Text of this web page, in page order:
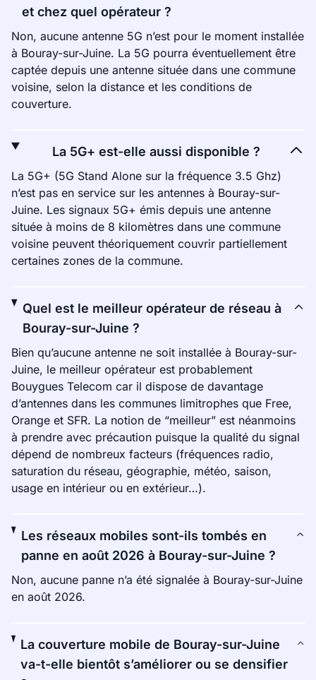
et chez quel opérateur ?
Non, aucune antenne 5G n’est pour le moment installée
à Bouray-sur-Juine. La 5G pourra éventuellement être
captée depuis une antenne située dans une commune
voisine, selon la distance et les conditions de
couverture.
La 5G+ est-elle aussi disponible ?
La 5G+ (5G Stand Alone sur la fréquence 3.5 Ghz)
n’est pas en service sur les antennes à Bouray-sur-
Juine. Les signaux 5G+ émis depuis une antenne
située à moins de 8 kilomètres dans une commune
voisine peuvent théoriquement couvrir partiellement
certaines zones de la commune.
Quel est le meilleur opérateur de réseau à
Bouray-sur-Juine ?
Bien qu’aucune antenne ne soit installée à Bouray-sur-
Juine, le meilleur opérateur est probablement
Bouygues Telecom car il dispose de davantage
d’antennes dans les communes limitrophes que Free,
Orange et SFR. La notion de “meilleur” est néanmoins
à prendre avec précaution puisque la qualité du signal
dépend de nombreux facteurs (fréquences radio,
saturation du réseau, géographie, météo, saison,
usage en intérieur ou en extérieur…).
Les réseaux mobiles sont-ils tombés en
panne en août 2026 à Bouray-sur-Juine ?
Non, aucune panne n’a été signalée à Bouray-sur-Juine
en août 2026.
La couverture mobile de Bouray-sur-Juine
va-t-elle bientôt s’améliorer ou se densifier